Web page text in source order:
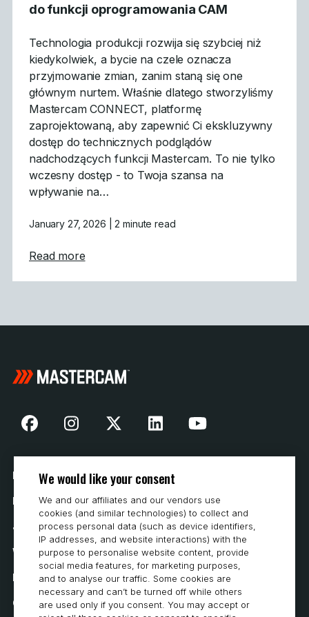
do funkcji oprogramowania CAM
Technologia produkcji rozwija się szybciej niż
kiedykolwiek, a bycie na czele oznacza
przyjmowanie zmian, zanim staną się one
głównym nurtem. Właśnie dlatego stworzyliśmy
Mastercam CONNECT, platformę
zaprojektowaną, aby zapewnić Ci ekskluzywny
dostęp do technicznych podglądów
nadchodzących funkcji Mastercam. To nie tylko
wczesny dostęp - to Twoja szansa na
wpływanie na…
January 27, 2026 | 2 minute read
Read moreabout Mastercam CONNECT: Wczesny
Nasza historia
Kontakt
Jak kupować
Wymagania systemowe
Prywatność
Oświadczenie o ochronie prywatności
We would like your consent
We and our affiliates and our vendors use
cookies (and similar technologies) to collect and
process personal data (such as device identifiers,
IP addresses, and website interactions) with the
purpose to personalise website content, provide
social media features, for marketing purposes,
and to analyse our traffic. Some cookies are
necessary and can’t be turned off while others
are used only if you consent. You may accept or